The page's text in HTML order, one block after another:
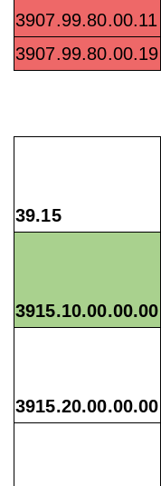
3907.99.80.00.11
3907.99.80.00.19
39.15
3915.10.00.00.00
3915.20.00.00.00